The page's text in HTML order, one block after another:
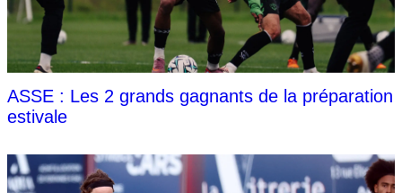
ASSE : Les 2 grands gagnants de la préparation
estivale